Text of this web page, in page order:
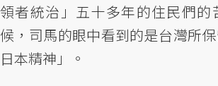
領者統治」五十多年的住民們的
候，司馬的眼中看到的是台灣所
日本精神」。